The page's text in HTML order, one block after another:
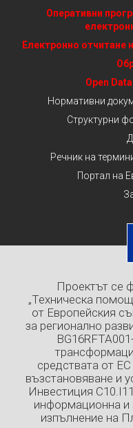
Оперативни
Електронно отчитане
Open
Нормативни
Структурни
Речник на
Портал на
Проектът се
„Техническа
от Европейския
за регионално
средствата от
възстановяване и
Инвестиция
информационна и
изпълнение на